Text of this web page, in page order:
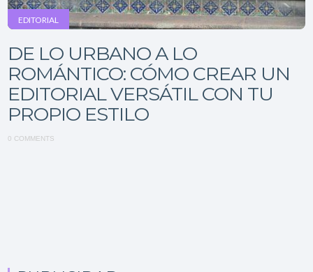
EDITORIAL
DE LO URBANO A LO
ROMÁNTICO: CÓMO CREAR UN
EDITORIAL VERSÁTIL CON TU
PROPIO ESTILO
0 COMMENTS